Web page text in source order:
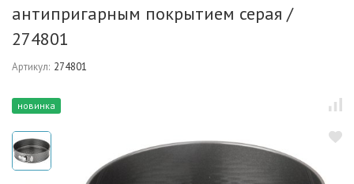
антипригарным покрытием серая /
274801
Артикул: 274801
новинка